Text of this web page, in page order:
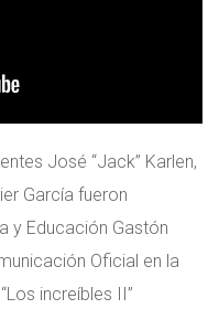
José “Jack” Karlen,
García fueron
y Educación Gastón
Oficial en la
increíbles II”